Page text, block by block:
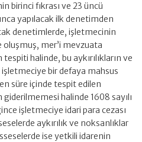
birinci fıkrası ve 23 üncü
yapılacak ilk denetimden
denetimlerde, işletmecinin
oluşmuş, mer’i mevzuata
tespiti halinde, bu aykırılıkların ve
bir defaya mahsus
süre içinde tespit edilen
giderilmemesi halinde 1608 sayılı
işletmeciye idari para cezası
aykırılık ve noksanlıklar
ise yetkili idarenin